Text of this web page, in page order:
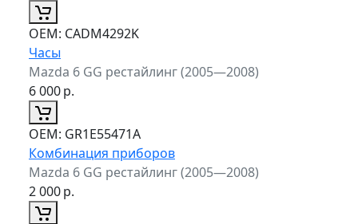
ОЕМ: CADM4292K
Часы
Mazda 6 GG рестайлинг (2005—2008)
6 000р.
ОЕМ: GR1E55471A
Комбинация приборов
Mazda 6 GG рестайлинг (2005—2008)
2 000р.